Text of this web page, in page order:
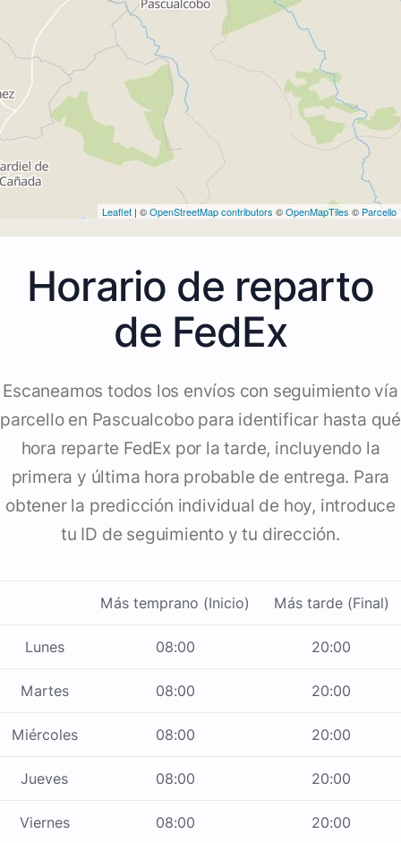
Leaflet | ©OpenStreetMap contributors ©OpenMapTiles © Parcello
Horario de reparto
de FedEx
Escaneamos todos los envíos con seguimiento vía
parcello en Pascualcobo para identificar hasta qué
hora reparte FedEx por la tarde, incluyendo la
primera y última hora probable de entrega. Para
obtener la predicción individual de hoy, introduce
tu ID de seguimiento y tu dirección.
Más temprano (Inicio) Más tarde (Final)
Lunes 08:00 20:00
Martes 08:00 20:00
Miércoles 08:00 20:00
Jueves 08:00 20:00
Viernes 08:00 20:00